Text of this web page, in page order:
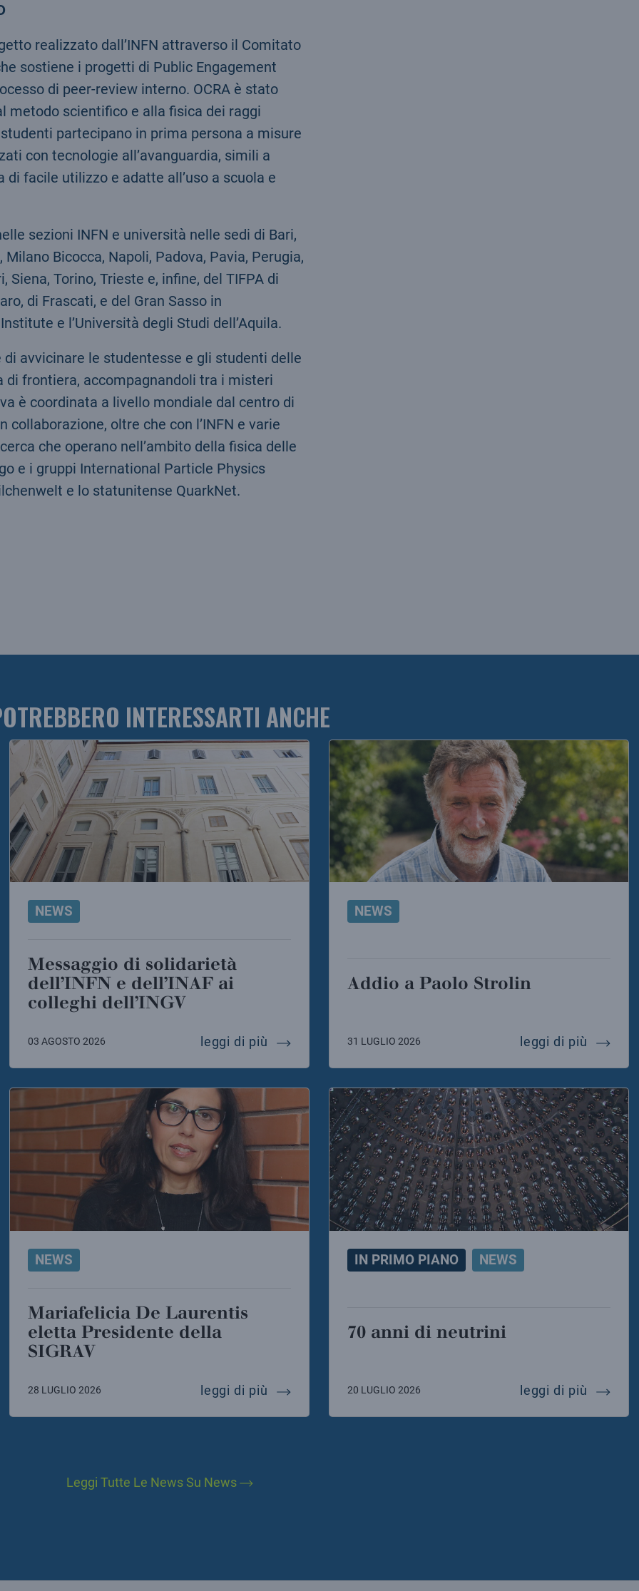
realizzato dall’INFN attraverso il Comitato
sostiene i progetti di Public Engagement
di peer-review interno. OCRA è stato
metodo scientifico e alla fisica dei raggi
partecipano in prima persona a misure
con tecnologie all’avanguardia, simili a
facile utilizzo e adatte all’uso a scuola e
sezioni INFN e università nelle sedi di Bari,
Bicocca, Napoli, Padova, Pavia, Perugia,
Siena, Torino, Trieste e, infine, del TIFPA di
di Frascati, e del Gran Sasso in
e l’Università degli Studi dell’Aquila.
di avvicinare le studentesse e gli studenti delle
frontiera, accompagnandoli tra i misteri
è coordinata a livello mondiale dal centro di
oltre che con l’INFN e varie
che operano nell’ambito della fisica delle
e i gruppi International Particle Physics
e lo statunitense QuarkNet.
INTERESSARTI ANCHE
sicilia torna il canto delle balene
NEWS
Messaggio di solidarietà
dell’INFN e dell’INAF ai
colleghi dell’INGV
03 AGOSTO 2026 leggi di più messaggio di solidarietà dell’infn e dell’inaf ai colleghi
NEWS
Addio a Paolo Strolin
31 LUGLIO 2026 leggi di più addio
telescope
NEWS
Mariafelicia De Laurentis
eletta Presidente della
SIGRAV
28 LUGLIO 2026 leggi di più mariafelicia de laurentis eletta presidente della sigrav
IN PRIMO PIANO NEWS
70 anni di neutrini
20 LUGLIO 2026 leggi di più 70
Leggi Tutte Le News Su News